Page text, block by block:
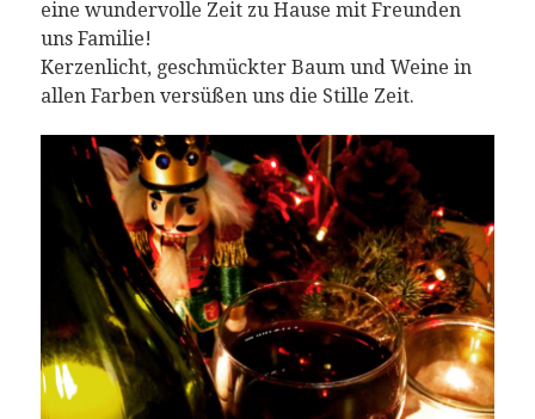
eine wundervolle Zeit zu Hause mit Freunden
uns Familie!
Kerzenlicht, geschmückter Baum und Weine in
allen Farben versüßen uns die Stille Zeit.